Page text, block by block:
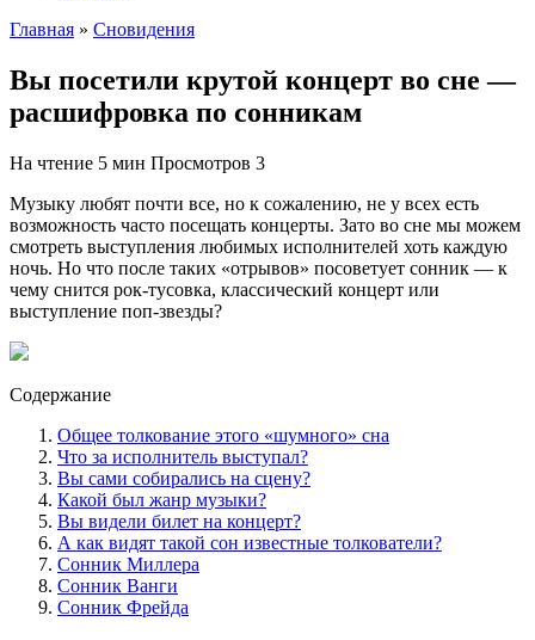
Главная » Сновидения
Вы посетили крутой концерт во сне —
расшифровка по сонникам
На чтение 5 мин Просмотров 3
Музыку любят почти все, но к сожалению, не у всех есть
возможность часто посещать концерты. Зато во сне мы можем
смотреть выступления любимых исполнителей хоть каждую
ночь. Но что после таких «отрывов» посоветует сонник — к
чему снится рок-тусовка, классический концерт или
выступление поп-звезды?
Содержание
Общее толкование этого «шумного» сна
Что за исполнитель выступал?
Вы сами собирались на сцену?
Какой был жанр музыки?
Вы видели билет на концерт?
А как видят такой сон известные толкователи?
Сонник Миллера
Сонник Ванги
Сонник Фрейда